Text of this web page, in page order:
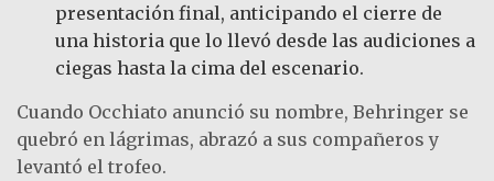
presentación final, anticipando el cierre de
una historia que lo llevó desde las audiciones a
ciegas hasta la cima del escenario.
Cuando Occhiato anunció su nombre, Behringer se
quebró en lágrimas, abrazó a sus compañeros y
levantó el trofeo.